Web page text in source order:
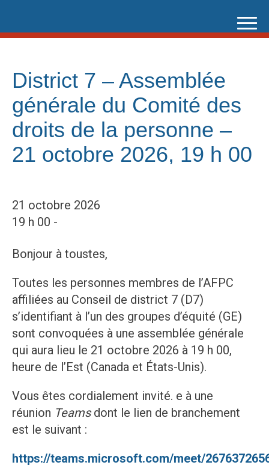
content
District 7 – Assemblée
générale du Comité des
droits de la personne –
21 octobre 2026, 19 h 00
21 octobre 2026
19 h 00 -
Bonjour à toustes,
Toutes les personnes membres de l’AFPC
affiliées au Conseil de district 7 (D7)
s’identifiant à l’un des groupes d’équité (GE)
sont convoquées à une assemblée générale
qui aura lieu le 21 octobre 2026 à 19 h 00,
heure de l’Est (Canada et États-Unis).
Vous êtes cordialement invité. e à une
réunion Teamsdont le lien de branchement
est le suivant :
https://teams.microsoft.com/meet/